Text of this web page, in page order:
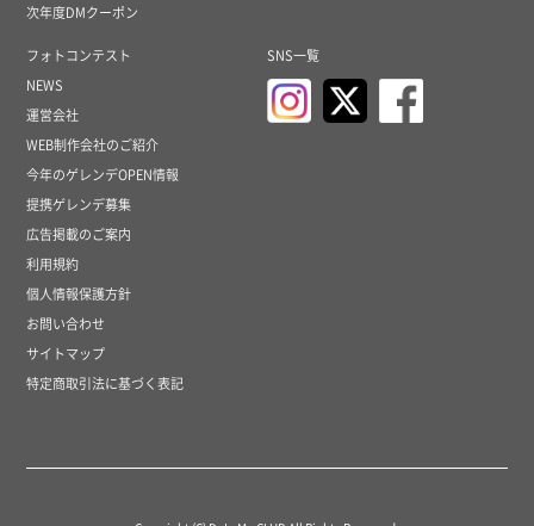
次年度DMクーポン
フォトコンテスト
NEWS
運営会社
WEB制作会社のご紹介
今年のゲレンデOPEN情報
提携ゲレンデ募集
広告掲載のご案内
利用規約
個人情報保護方針
お問い合わせ
サイトマップ
特定商取引法に基づく表記
SNS一覧